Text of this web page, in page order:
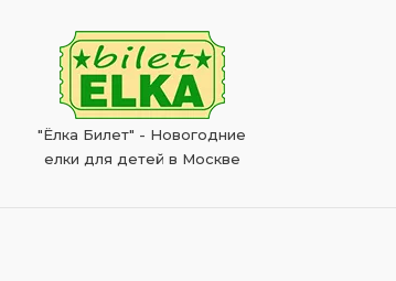
"Ёлка Билет" - Новогодние
елки для детей в Москве